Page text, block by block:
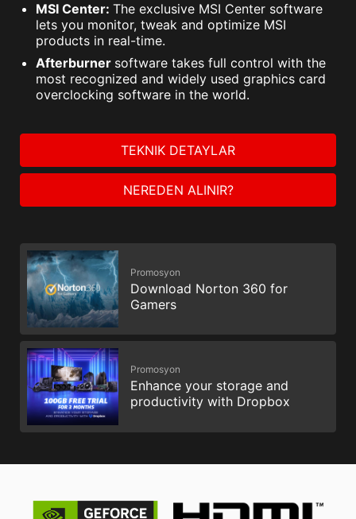
MSI Center: The exclusive MSI Center software
lets you monitor, tweak and optimize MSI
products in real-time.
Afterburner software takes full control with the
most recognized and widely used graphics card
overclocking software in the world.
TEKNIK DETAYLAR
NEREDEN ALINIR?
Promosyon
Download Norton 360 for
Gamers
Promosyon
Enhance your storage and
productivity with Dropbox